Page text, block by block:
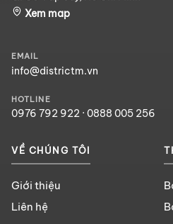
Xem map
EMAIL
info@districtm.vn
HOTLINE
0976 792 922 · 0888 005 256
VỀ CHÚNG TÔI
Giới thiệu
Liên hệ